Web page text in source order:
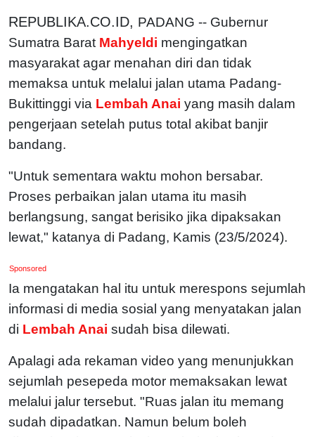
REPUBLIKA.CO.ID, PADANG -- Gubernur
Sumatra Barat Mahyeldi mengingatkan
masyarakat agar menahan diri dan tidak
memaksa untuk melalui jalan utama Padang-
Bukittinggi via Lembah Anai yang masih dalam
pengerjaan setelah putus total akibat banjir
bandang.
"Untuk sementara waktu mohon bersabar.
Proses perbaikan jalan utama itu masih
berlangsung, sangat berisiko jika dipaksakan
lewat," katanya di Padang, Kamis (23/5/2024).
Sponsored
Ia mengatakan hal itu untuk merespons sejumlah
informasi di media sosial yang menyatakan jalan
di Lembah Anai sudah bisa dilewati.
Apalagi ada rekaman video yang menunjukkan
sejumlah pesepeda motor memaksakan lewat
melalui jalur tersebut. "Ruas jalan itu memang
sudah dipadatkan. Namun belum boleh